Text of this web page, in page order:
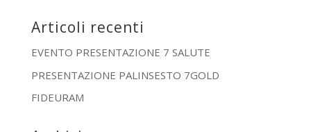
Articoli recenti
EVENTO PRESENTAZIONE 7 SALUTE
PRESENTAZIONE PALINSESTO 7GOLD
FIDEURAM